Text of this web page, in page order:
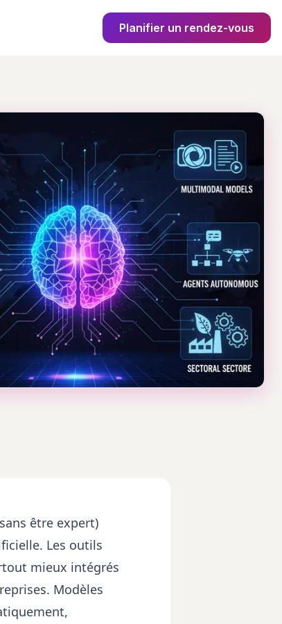
Planifier un rendez-vous
être expert)
Les outils
mieux intégrés
Modèles